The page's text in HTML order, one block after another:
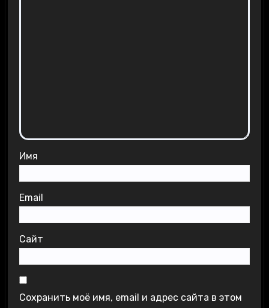
Имя
Email
Сайт
Сохранить моё имя, email и адрес сайта в этом